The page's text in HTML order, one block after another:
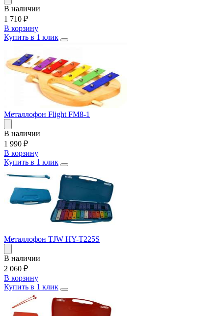
В наличии
1 710 ₽
В корзину
Купить в 1 клик
Металлофон Flight FM8-1
В наличии
1 990 ₽
В корзину
Купить в 1 клик
Металлофон TJW HY-T225S
В наличии
2 060 ₽
В корзину
Купить в 1 клик